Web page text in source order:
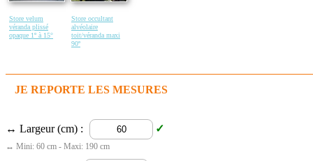
Store velum
véranda plissé
opaque 1º à 15°
Store occultant
alvéolaire
toit/véranda maxi
90º
JE REPORTE LES MESURES
↔ Largeur (cm) :
↔ Mini: 60 cm - Maxi: 190 cm